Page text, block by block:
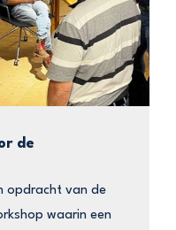
de
opdracht van de
waarin een